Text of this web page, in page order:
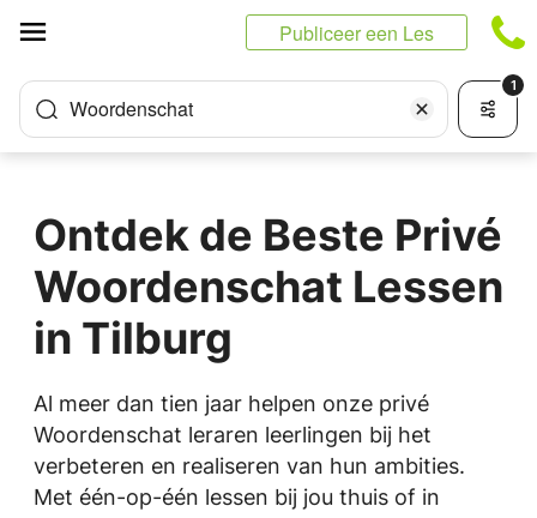
Publiceer een Les
Woordenschat
1
Ontdek de Beste Privé
Woordenschat Lessen
in Tilburg
Al meer dan tien jaar helpen onze privé
Woordenschat leraren leerlingen bij het
verbeteren en realiseren van hun ambities.
Met één-op-één lessen bij jou thuis of in